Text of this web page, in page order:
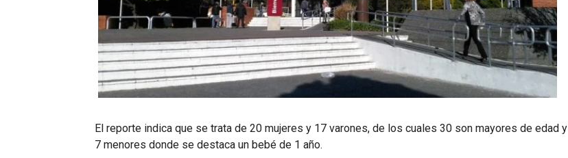
El reporte indica que se trata de 20 mujeres y 17 varones, de los cuales 30 son mayores de edad y
7 menores donde se destaca un bebé de 1 año.